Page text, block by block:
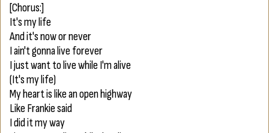
[Chorus:]
It's my life
And it's now or never
I ain't gonna live forever
I just want to live while I'm alive
(It's my life)
My heart is like an open highway
Like Frankie said
I did it my way